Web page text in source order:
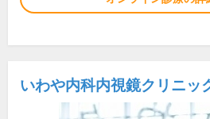
いわや内科内視鏡クリニッ